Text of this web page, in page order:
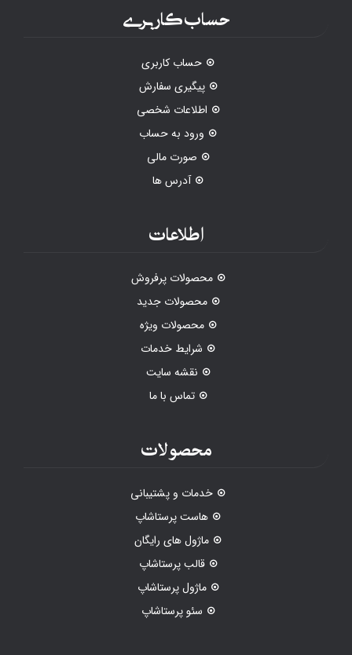
حساب کاربری
حساب کاربری
پیگیری سفارش
اطلاعات شخصی
ورود به حساب
صورت مالی
آدرس ها
اطلاعات
محصولات پرفروش
محصولات جدید
محصولات ویژه
شرایط خدمات
نقشه سایت
تماس با ما
محصولات
خدمات و پشتیبانی
هاست پرستاشاپ
ماژول های رایگان
قالب پرستاشاپ
ماژول پرستاشاپ
سئو پرستاشاپ